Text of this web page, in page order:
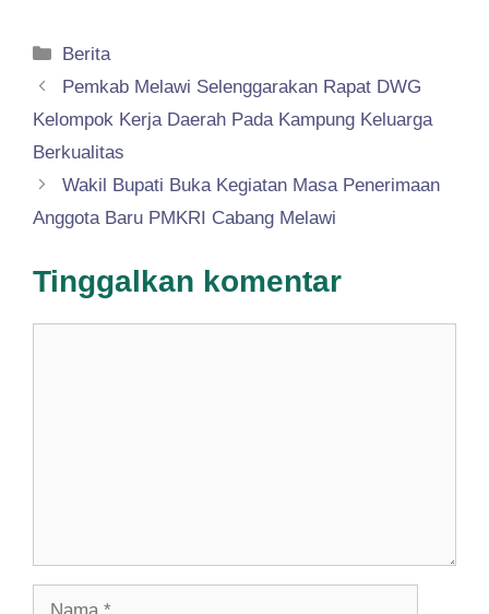
Kategori
Berita
Pemkab Melawi Selenggarakan Rapat DWG
Kelompok Kerja Daerah Pada Kampung Keluarga
Berkualitas
Wakil Bupati Buka Kegiatan Masa Penerimaan
Anggota Baru PMKRI Cabang Melawi
Tinggalkan komentar